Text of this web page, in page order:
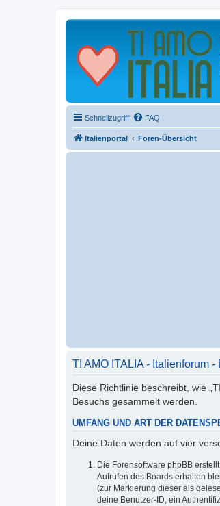
Schnellzugriff FAQ
Italienportal Foren-Übersicht
TI AMO ITALIA - Italienforum
Diese Richtlinie beschreibt, wie
Besuchs gesammelt werden.
UMFANG UND ART DER
Deine Daten werden auf vier
Die Forensoftware phpBB
Aufrufen des Boards erhalten
(zur Markierung dieser als
deine Benutzer-ID, ein